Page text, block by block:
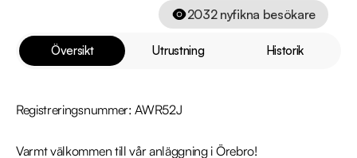
2032nyfikna besökare
Översikt Utrustning Historik
Registreringsnummer: AWR52J
Varmt välkommen till vår anläggning i Örebro!